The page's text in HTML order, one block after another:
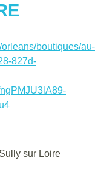
boutiques/au-
827d-
sur Loire